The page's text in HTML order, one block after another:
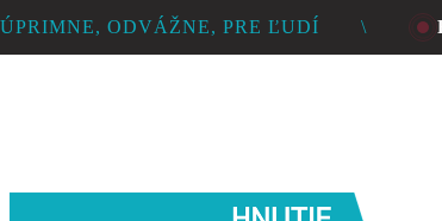
ÚPRIMNE, ODVÁŽNE, PRE ĽUDÍ \